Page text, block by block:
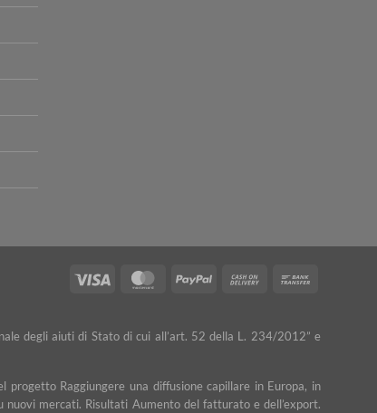
Visa MasterCardPayPal
Cash
degli aiuti di Stato di cui all’art. 52 della L. 234/2012” e
Raggiungere una diffusione capillare in Europa, in
mercati. Risultati Aumento del fatturato e dell’export.